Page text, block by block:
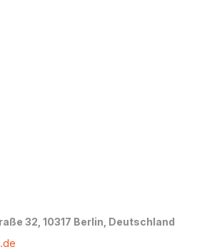
32, 10317 Berlin, Deutschland